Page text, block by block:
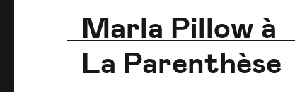
Marla Pillow à
La Parenthèse